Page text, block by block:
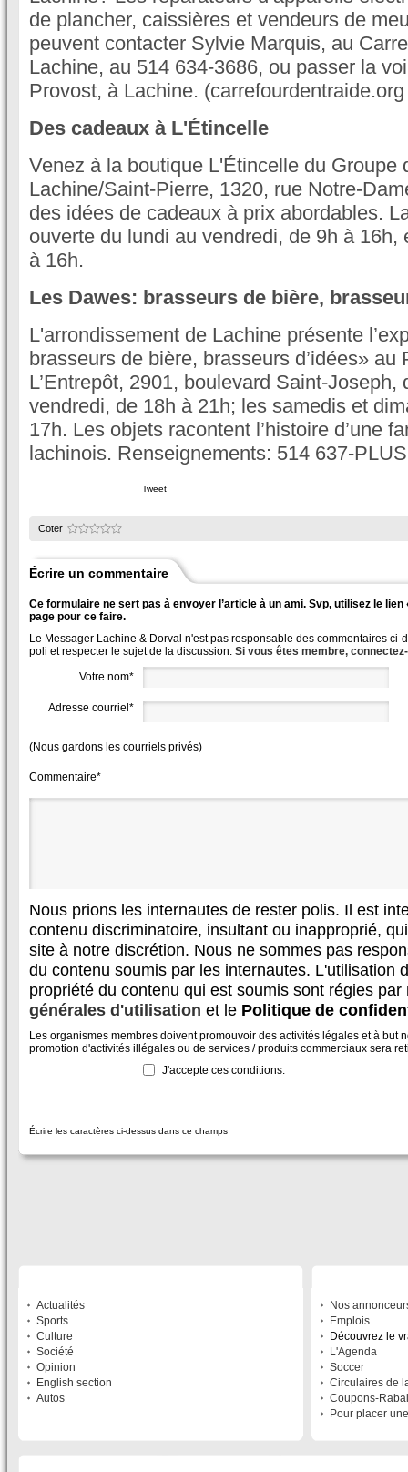
de plancher, caissières et vendeurs de
peuvent contacter Sylvie Marquis, au
Lachine, au 514 634-3686, ou passer la
Provost, à Lachine.
Des cadeaux à L'Étincelle
Venez à la boutique L'Étincelle du Groupe
Lachine/Saint-Pierre, 1320, rue Notre-
des idées de cadeaux à prix abordables.
ouverte du lundi au vendredi, de 9h à 16h,
à 16h.
Les Dawes: brasseurs de bière,
L'arrondissement de Lachine présente
brasseurs de bière, brasseurs d’idées» au
L’Entrepôt, 2901, boulevard Saint-Joseph,
vendredi, de 18h à 21h; les samedis et
17h. Les objets racontent l’histoire d’une
lachinois. Renseignements: 514 637-
Tweet
Coter
Écrire un commentaire
Ce formulaire ne sert pas à envoyer l’article à un ami. Svp, utilisez le
page pour ce faire.
Le Messager Lachine & Dorval n'est pas responsable des commentaires ci-
poli et respecter le sujet de la discussion. Si vous êtes membre,
Votre nom*
Adresse courriel*
(Nous gardons les courriels privés)
Commentaire*
Nous prions les internautes de rester polis. Il est
contenu discriminatoire, insultant ou inapproprié,
site à notre discrétion. Nous ne sommes pas
du contenu soumis par les internautes. L'utilisation
propriété du contenu qui est soumis sont régies
générales d'utilisation et le Politique de
Les organismes membres doivent promouvoir des activités légales et à but
promotion d'activités illégales ou de services / produits commerciaux sera
J'accepte ces conditions.
Écrire les caractères ci-dessus dans ce champs
Actualités
Sports
Culture
Société
Opinion
English section
Autos
Nos
Emplois
Découvrez le
L'Agenda
Soccer
Circulaires de
Coupons-
Pour placer